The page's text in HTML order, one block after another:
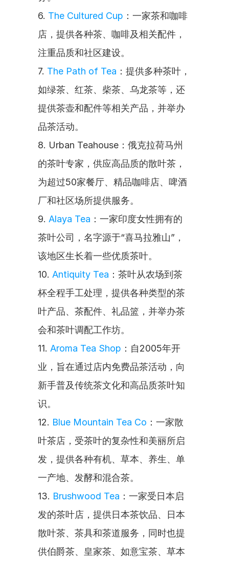
6. The Cultured Cup ：一家茶和咖啡
店，提供各种茶、咖啡及相关配件，
注重品质和社区建设。
7. The Path of Tea ：提供多种茶叶，
如绿茶、红茶、柴茶、乌龙茶等，还
提供茶壶和配件等相关产品，并举办
品茶活动。
8. Urban Teahouse：俄克拉荷马州
的茶叶专家，供应高品质的散叶茶，
为超过50家餐厅、精品咖啡店、啤酒
厂和社区场所提供服务。
9. Alaya Tea ：一家印度女性拥有的
茶叶公司，名字源于“喜马拉雅山”，
该地区生长着一些优质茶叶。
10. Antiquity Tea ：茶叶从农场到茶
杯全程手工处理，提供各种类型的茶
叶产品、茶配件、礼品篮，并举办茶
会和茶叶调配工作坊。
11. Aroma Tea Shop ：自2005年开
业，旨在通过店内免费品茶活动，向
新手普及传统茶文化和高品质茶叶知
识。
12. Blue Mountain Tea Co ：一家散
叶茶店，受茶叶的复杂性和美丽所启
发，提供各种有机、草本、养生、单
一产地、发酵和混合茶。
13. Brushwood Tea ：一家受日本启
发的茶叶店，提供日本茶饮品、日本
散叶茶、茶具和茶道服务，同时也提
供伯爵茶、皇家茶、如意宝茶、草本